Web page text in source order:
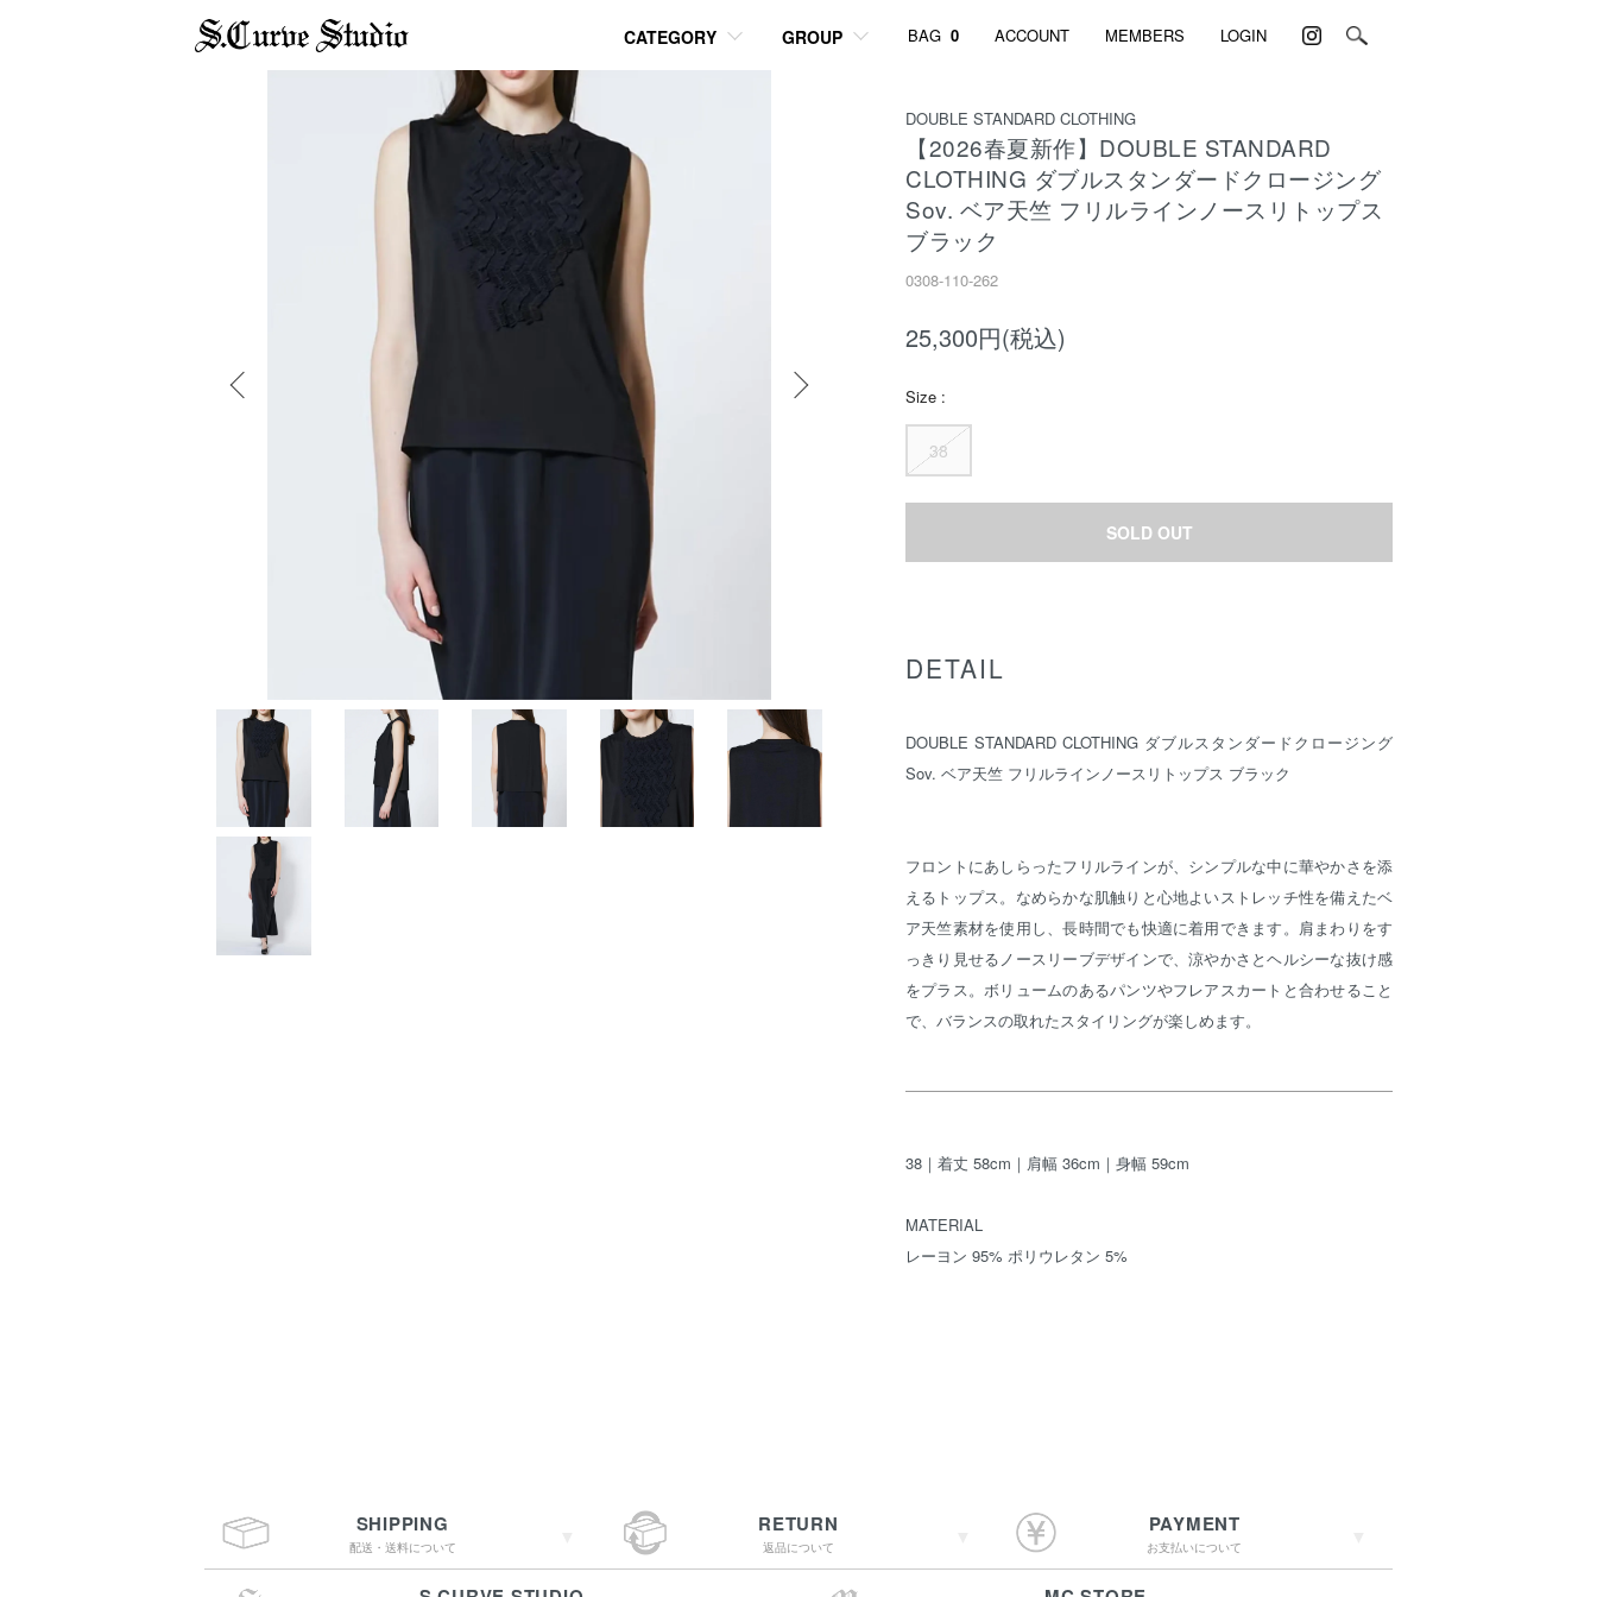
CATEGORY GROUP BAG 0 ACCOUNT MEMBERS LOGIN
DOUBLE STANDARD CLOTHING
【2026春夏新作】DOUBLE STANDARD
CLOTHING ダブルスタンダードクロージング
Sov. ベア天竺 フリルラインノースリトップス
ブラック
0308-110-262
25,300円(税込)
Size :
38
SOLD OUT
DETAIL
DOUBLE STANDARD CLOTHING ダブルスタンダードクロージング
Sov. ベア天竺 フリルラインノースリトップス ブラック
フロントにあしらったフリルラインが、シンプルな中に華やかさを添
えるトップス。なめらかな肌触りと心地よいストレッチ性を備えたベ
ア天竺素材を使用し、長時間でも快適に着用できます。肩まわりをす
っきり見せるノースリーブデザインで、涼やかさとヘルシーな抜け感
をプラス。ボリュームのあるパンツやフレアスカートと合わせること
で、バランスの取れたスタイリングが楽しめます。
38｜着丈 58cm｜肩幅 36cm｜身幅 59cm
MATERIAL
レーヨン 95% ポリウレタン 5%
SHIPPING
配送・送料について
RETURN
返品について
PAYMENT
お支払いについて